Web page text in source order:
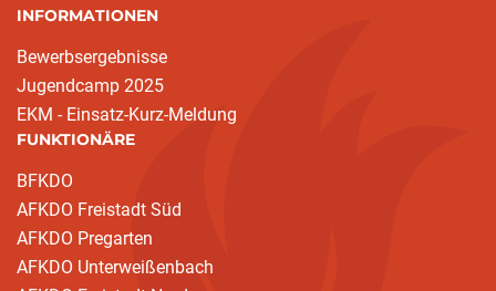
INFORMATIONEN
Bewerbsergebnisse
Jugendcamp 2025
EKM - Einsatz-Kurz-Meldung
FUNKTIONÄRE
BFKDO
AFKDO Freistadt Süd
AFKDO Pregarten
AFKDO Unterweißenbach